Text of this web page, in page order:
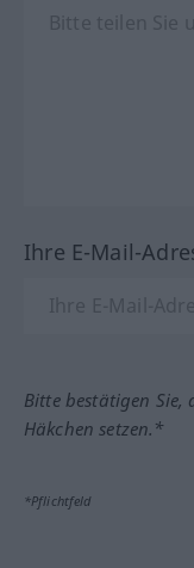
Ihre E-Mail-
Bitte bestätigen Sie,
Häkchen setzen.*
*Pflichtfeld